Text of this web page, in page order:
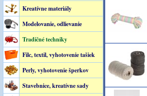
Kreatívne materiály
Modelovanie, odlievanie
Tradičné techniky
Filc, textil, vyhotovenie tašiek
Perly, vyhotovenie šperkov
Stavebnice, kreatívne sady